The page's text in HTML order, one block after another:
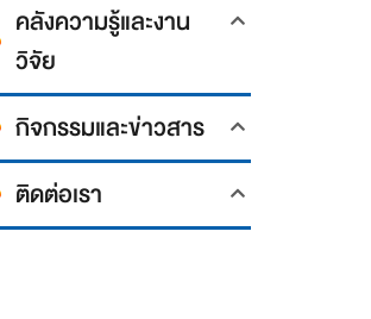
คลังความรู้และงาน
วิจัย
กิจกรรมและข่าวสาร
ติดต่อเรา